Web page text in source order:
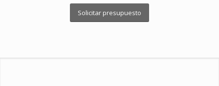
Solicitar presupuesto